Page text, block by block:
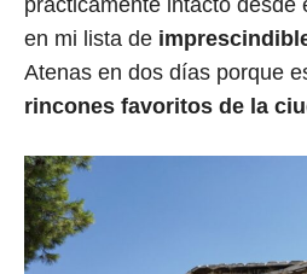
prácticamente intacto desde
en mi lista de
Atenas en dos días porque
rincones favoritos de la